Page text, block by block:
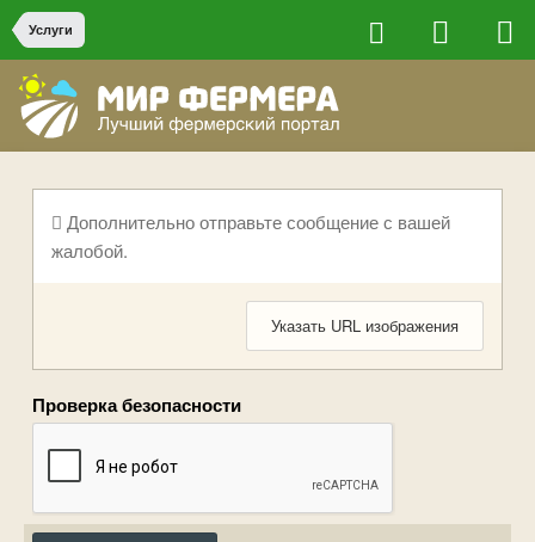
Услуги
Дополнительно отправьте сообщение с вашей
жалобой.
Указать URL изображения
Проверка безопасности